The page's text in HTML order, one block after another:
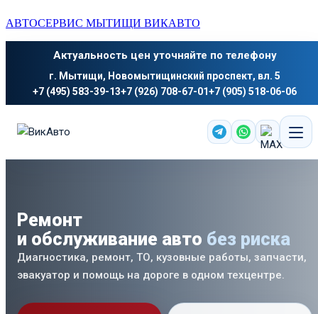
АВТОСЕРВИС МЫТИЩИ ВИКАВТО
Актуальность цен уточняйте по телефону
г. Мытищи, Новомытищинский проспект, вл. 5
+7 (495) 583-39-13+7 (926) 708-67-01+7 (905) 518-06-06
Ремонт
и обслуживание авто без риска
Диагностика, ремонт, ТО, кузовные работы, запчасти,
эвакуатор и помощь на дороге в одном техцентре.